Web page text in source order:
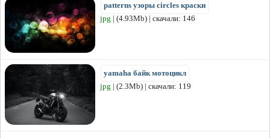
patterns узоры circles краски
jpg | (4.93Mb) | скачали: 146
yamaha байк мотоцикл
jpg | (2.3Mb) | скачали: 119